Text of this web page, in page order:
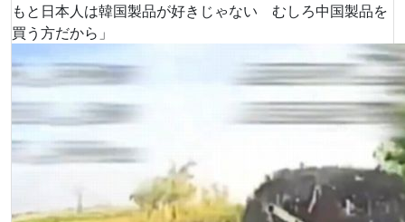
もと日本人は韓国製品が好きじゃない むしろ中国製品を
買う方だから」